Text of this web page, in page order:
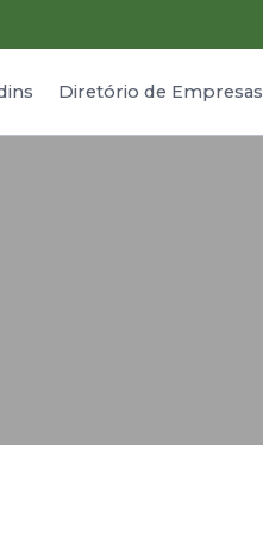
Diretório de Empresas